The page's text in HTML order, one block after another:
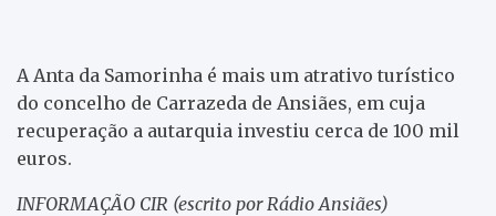
A Anta da Samorinha é mais um atrativo turístico
do concelho de Carrazeda de Ansiães, em cuja
recuperação a autarquia investiu cerca de 100 mil
euros.
INFORMAÇÃO CIR (escrito por Rádio Ansiães)